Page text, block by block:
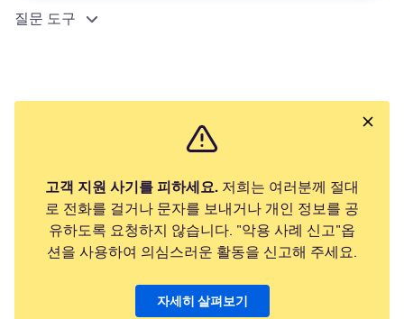
질문 도구
고객 지원 사기를 피하세요. 저희는 여러분께 절대
로 전화를 걸거나 문자를 보내거나 개인 정보를 공
유하도록 요청하지 않습니다. "악용 사례 신고"옵
션을 사용하여 의심스러운 활동을 신고해 주세요.
자세히 살펴보기